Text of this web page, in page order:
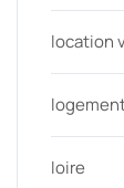
location
loire